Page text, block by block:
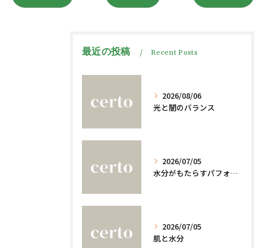
最近の投稿 Recent Posts
2026/08/06
光と闇のバランス
2026/07/05
水分がもたらすパフォーマンスへの影響
2026/07/05
肌と水分